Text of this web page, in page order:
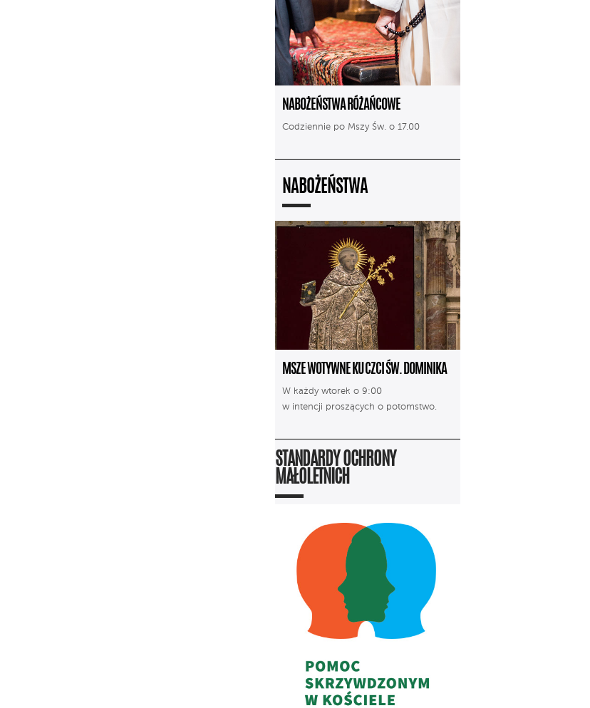
NABOŻEŃSTWA RÓŻAŃCOWE
Codziennie po Mszy Św. o 17.00
NABOŻEŃSTWA
MSZE WOTYWNE KU CZCI ŚW. DOMINIKA
W każdy wtorek o 9:00
w intencji proszących o potomstwo.
STANDARDY OCHRONY
MAŁOLETNICH